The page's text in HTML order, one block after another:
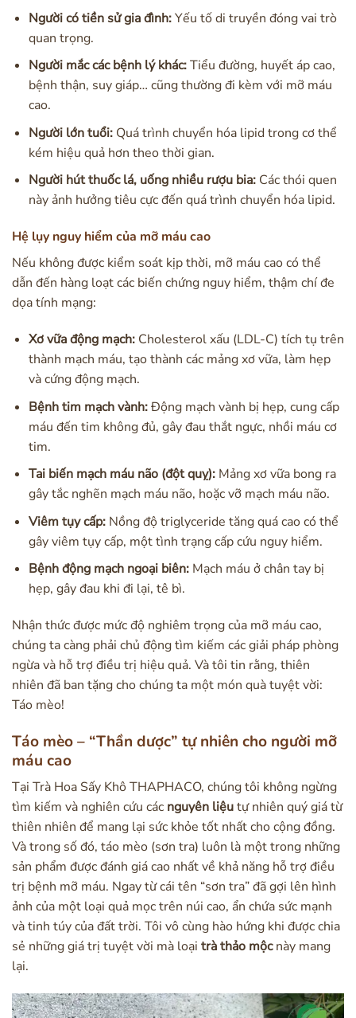
Người có tiền sử gia đình:Yếu tố di truyền đóng vai trò
quan trọng.
Người mắc các bệnh lý khác:Tiểu đường, huyết áp cao,
bệnh thận, suy giáp… cũng thường đi kèm với mỡ máu
cao.
Người lớn tuổi:Quá trình chuyển hóa lipid trong cơ thể
kém hiệu quả hơn theo thời gian.
Người hút thuốc lá, uống nhiều rượu bia:Các thói quen
này ảnh hưởng tiêu cực đến quá trình chuyển hóa lipid.
Hệ lụy nguy hiểm của mỡ máu cao
Nếu không được kiểm soát kịp thời, mỡ máu cao có thể
dẫn đến hàng loạt các biến chứng nguy hiểm, thậm chí đe
dọa tính mạng:
Xơ vữa động mạch:Cholesterol xấu (LDL-C) tích tụ trên
thành mạch máu, tạo thành các mảng xơ vữa, làm hẹp
và cứng động mạch.
Bệnh tim mạch vành:Động mạch vành bị hẹp, cung cấp
máu đến tim không đủ, gây đau thắt ngực, nhồi máu cơ
tim.
Tai biến mạch máu não (đột quỵ):Mảng xơ vữa bong ra
gây tắc nghẽn mạch máu não, hoặc vỡ mạch máu não.
Viêm tụy cấp:Nồng độ triglyceride tăng quá cao có thể
gây viêm tụy cấp, một tình trạng cấp cứu nguy hiểm.
Bệnh động mạch ngoại biên:Mạch máu ở chân tay bị
hẹp, gây đau khi đi lại, tê bì.
Nhận thức được mức độ nghiêm trọng của mỡ máu cao,
chúng ta càng phải chủ động tìm kiếm các giải pháp phòng
ngừa và hỗ trợ điều trị hiệu quả. Và tôi tin rằng, thiên
nhiên đã ban tặng cho chúng ta một món quà tuyệt vời:
Táo mèo!
Táo mèo – “Thần dược” tự nhiên cho người mỡ
máu cao
Tại Trà Hoa Sấy Khô THAPHACO, chúng tôi không ngừng
tìm kiếm và nghiên cứu các nguyên liệutự nhiên quý giá từ
thiên nhiên để mang lại sức khỏe tốt nhất cho cộng đồng.
Và trong số đó, táo mèo (sơn tra) luôn là một trong những
sản phẩm được đánh giá cao nhất về khả năng hỗ trợ điều
trị bệnh mỡ máu. Ngay từ cái tên “sơn tra” đã gợi lên hình
ảnh của một loại quả mọc trên núi cao, ẩn chứa sức mạnh
và tinh túy của đất trời. Tôi vô cùng hào hứng khi được chia
sẻ những giá trị tuyệt vời mà loại trà thảo mộcnày mang
lại.